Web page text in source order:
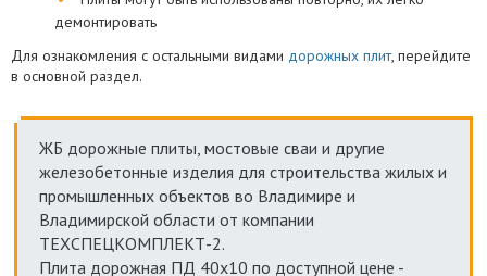
демонтировать
Для ознакомления с остальными видами дорожных плит, перейдите
в основной раздел.
ЖБ дорожные плиты, мостовые сваи и другие
железобетонные изделия для строительства жилых и
промышленных объектов во Владимире и
Владимирской области от компании
ТЕХСПЕЦКОМПЛЕКТ-2.
Плита дорожная ПД 40х10 по доступной цене -